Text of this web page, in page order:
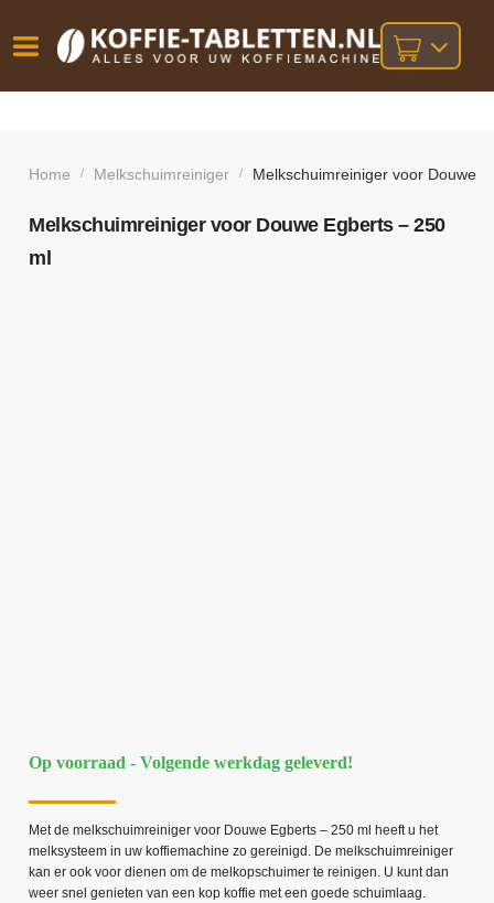
besteld,
volgende
bij orders
boven
Home / Melkschuimreiniger / Melkschuimreiniger voor Douwe
Melkschuimreiniger voor Douwe Egberts – 250
ml
Op voorraad - Volgende werkdag geleverd!
Met de melkschuimreiniger voor Douwe Egberts – 250 ml heeft u het
melksysteem in uw koffiemachine zo gereinigd. De melkschuimreiniger
kan er ook voor dienen om de melkopschuimer te reinigen. U kunt dan
weer snel genieten van een kop koffie met een goede schuimlaag.